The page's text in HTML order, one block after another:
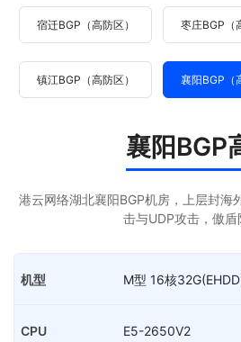
宿迁BGP（高防区） 枣庄BGP（
镇江BGP（高防区） 襄阳BGP（
襄阳BGP
港云网络湖北襄阳BGP机房，上层封海
击与UDP攻击，傲盾
M型 16核
E5-2650V2